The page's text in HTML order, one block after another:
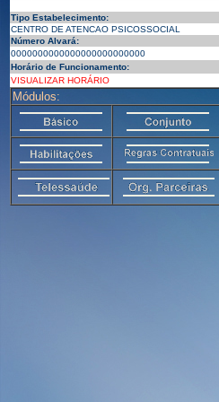
Tipo Estabelecimento:
CENTRO DE ATENCAO PSICOSSOCIAL
Número Alvará:
0000000000000000000000000
Horário de Funcionamento:
VISUALIZAR HORÁRIO
Módulos: